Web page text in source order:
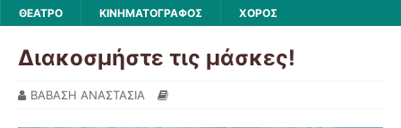
ΘΈΑΤΡΟ
ΚΙΝΗΜΑΤΟΓΡΆΦΟΣ ΧΟΡΌΣ
Διακοσμήστε τις μάσκες!
ΒΑΒΑΣΗ ΑΝΑΣΤΑΣΙΑ